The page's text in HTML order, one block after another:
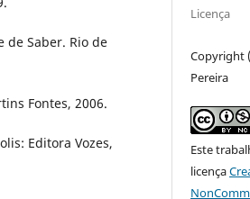
de Saber. Rio de
Fontes, 2006.
Editora Vozes,
Licença
Copyright
Pereira
Este
licença